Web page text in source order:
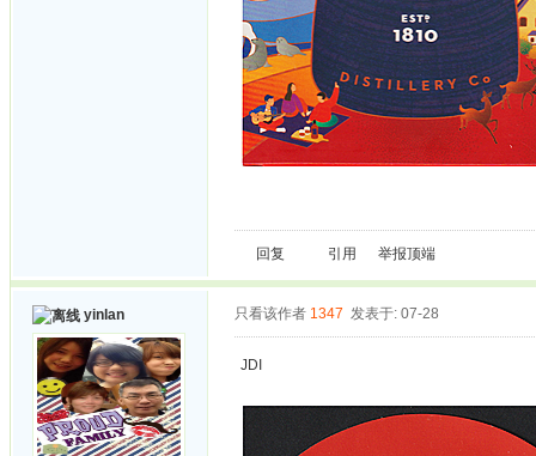
回复 引用 举报顶端
yinlan 只看该作者 1347 发表于: 07-28
JDI